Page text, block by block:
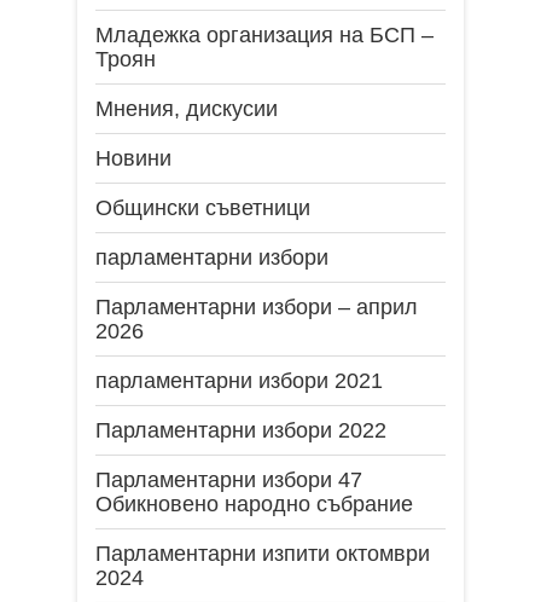
Младежка организация на БСП –
Троян
Мнения, дискусии
Новини
Общински съветници
парламентарни избори
Парламентарни избори – април
2026
парламентарни избори 2021
Парламентарни избори 2022
Парламентарни избори 47
Обикновено народно събрание
Парламентарни изпити октомври
2024